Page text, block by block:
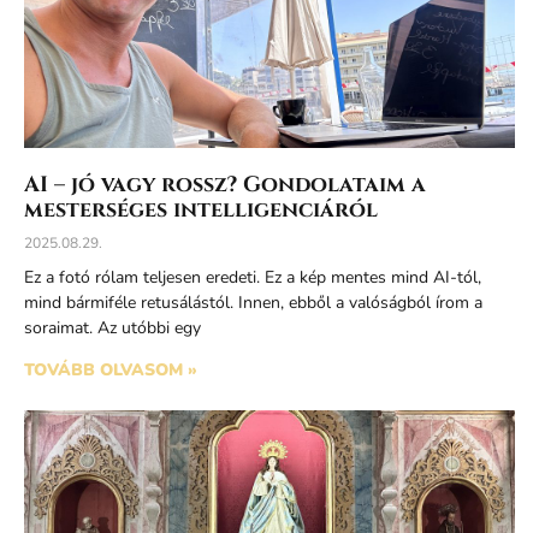
AI – jó vagy rossz? Gondolataim a
mesterséges intelligenciáról
2025.08.29.
Ez a fotó rólam teljesen eredeti. Ez a kép mentes mind AI-tól,
mind bármiféle retusálástól. Innen, ebből a valóságból írom a
soraimat. Az utóbbi egy
TOVÁBB OLVASOM »